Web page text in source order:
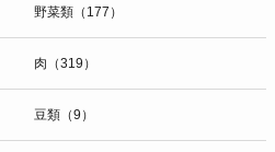
野菜類（177）
肉（319）
豆類（9）